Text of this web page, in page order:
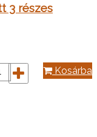
3 részes
Kosárba